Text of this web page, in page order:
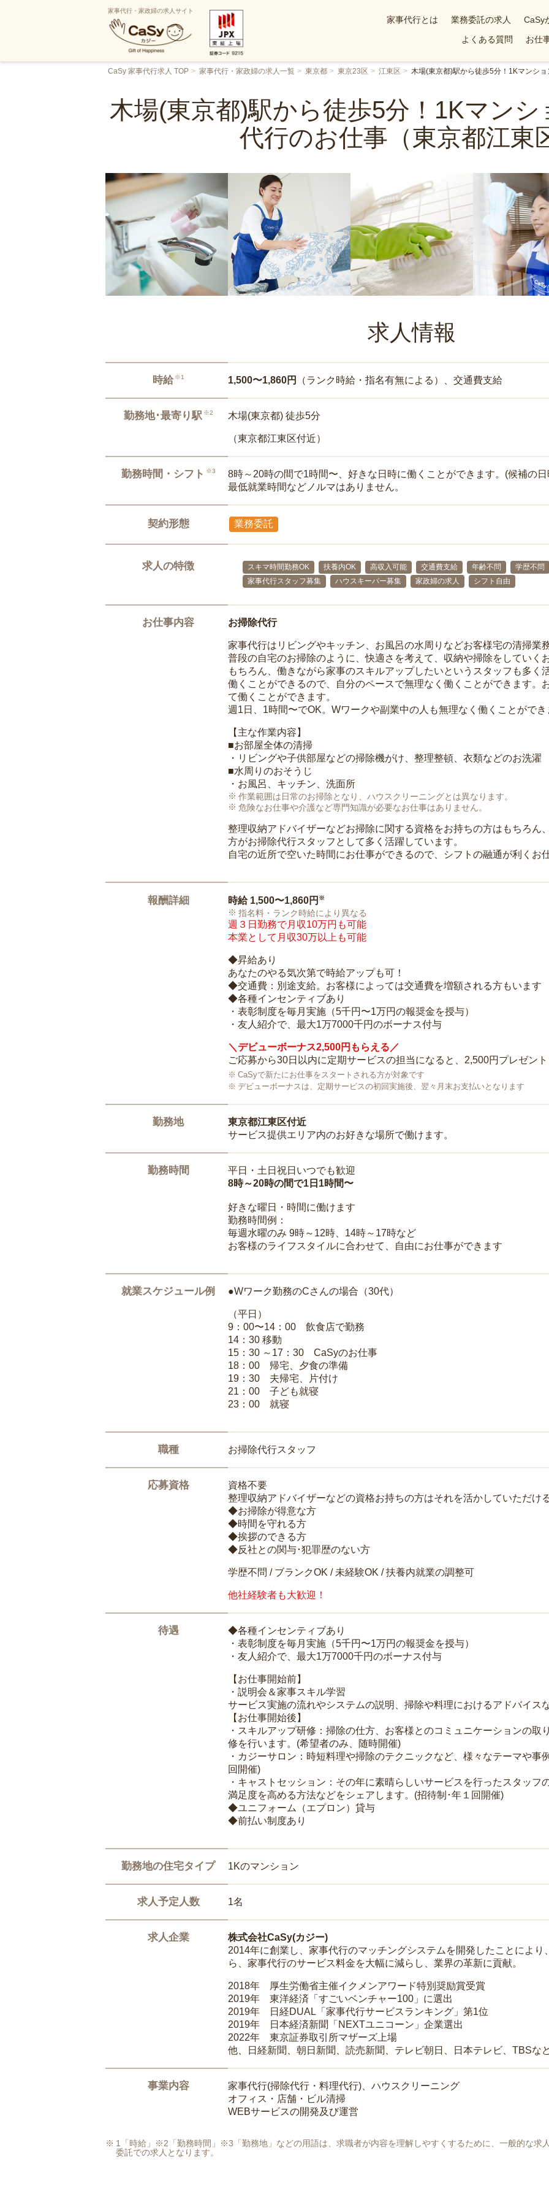
家事代行・家政婦の求人サイト
家事代行とは 業務委託の求人 CaSy
よくある質問
お仕
CaSy 家事代行求人 TOP 家事代行・家政婦の求人一覧 東京都 東京23区 江東区 木場(東京都)駅から徒歩5分！1Kマンシ
木場(東京都)駅から徒歩5分！1Kマン
代行のお仕事（東京都江東
求人情報
時給 ※1 1,500〜1,860円 （ランク時給・指名有無による）、交通費支給
勤務地･最寄り駅 ※2 木場(東京都) 徒歩5分
（東京都江東区付近）
勤務時間・シフト ※3
8時～20時の間で1時間〜、好きな日時に働くことができます。(候補の
最低就業時間などノルマはありません。
契約形態 業務委託
求人の特徴 スキマ時間勤務OK 扶養内OK 高収入可能 交通費支給 年齢不問 学歴不問
家事代行スタッフ募集
ハウスキーパー募集 家政婦の求人 シフト自由
お仕事内容 お掃除代行
家事代行はリビングやキッチン、お風呂の水周りなどお客様宅の清掃業務
普段の自宅のお掃除のように、快適さを考えて、収納や掃除をしていく
もちろん、働きながら家事のスキルアップしたいというスタッフも多く
働くことができるので、自分のペースで無理なく働くことができます。
て働くことができます。
週1日、1時間〜でOK。Wワークや副業中の人も無理なく働くことができ
【主な作業内容】
■お部屋全体の清掃
・リビングや子供部屋などの掃除機がけ、整理整頓、衣類などのお洗濯
■水周りのおそうじ
・お風呂、キッチン、洗面所
作業範囲は日常のお掃除となり、ハウスクリーニングとは異なります。
危険なお仕事や介護など専門知識が必要なお仕事はありません。
整理収納アドバイザーなどお掃除に関する資格をお持ちの方はもちろん
方がお掃除代行スタッフとして多く活躍しています。
自宅の近所で空いた時間にお仕事ができるので、シフトの融通が利くお
報酬詳細 時給 1,500〜1,860円 ※
指名料・ランク時給により異なる
週３日勤務で月収10万円も可能
本業として月収30万以上も可能
◆昇給あり
あなたのやる気次第で時給アップも可！
◆交通費：別途支給。お客様によっては交通費を増額される方もいます
◆各種インセンティブあり
・表彰制度を毎月実施（5千円〜1万円の報奨金を授与）
・友人紹介で、最大1万7000千円のボーナス付与
＼デビューボーナス2,500円もらえる／
ご応募から30日以内に定期サービスの担当になると、2,500円プレゼント
CaSyで新たにお仕事をスタートされる方が対象です
デビューボーナスは、定期サービスの初回実施後、翌々月末お支払いとなります
勤務地
東京都江東区付近
サービス提供エリア内のお好きな場所で働けます。
勤務時間
平日・土日祝日いつでも歓迎
8時～20時の間で1日1時間〜
好きな曜日・時間に働けます
勤務時間例：
毎週水曜のみ 9時～12時、14時～17時など
お客様のライフスタイルに合わせて、自由にお仕事ができます
就業スケジュール例 ●Wワーク勤務のCさんの場合（30代）
（平日）
9：00〜14：00 飲食店で勤務
14：30 移動
15：30 ～17：30 CaSyのお仕事
18：00 帰宅、夕食の準備
19：30 夫帰宅、片付け
21：00 子ども就寝
23：00 就寝
職種 お掃除代行スタッフ
応募資格
資格不要
整理収納アドバイザーなどの資格お持ちの方はそれを活かしていただけ
◆お掃除が得意な方
◆時間を守れる方
◆挨拶のできる方
◆反社との関与･犯罪歴のない方
学歴不問 / ブランクOK / 未経験OK / 扶養内就業の調整可
他社経験者も大歓迎！
待遇
◆各種インセンティブあり
・表彰制度を毎月実施（5千円〜1万円の報奨金を授与）
・友人紹介で、最大1万7000千円のボーナス付与
【お仕事開始前】
・説明会＆家事スキル学習
サービス実施の流れやシステムの説明、掃除や料理におけるアドバイス
【お仕事開始後】
・スキルアップ研修：掃除の仕方、お客様とのコミュニケーションの
修を行います。(希望者のみ、随時開催)
・カジーサロン：時短料理や掃除のテクニックなど、様々なテーマや事
回開催)
・キャストセッション：その年に素晴らしいサービスを行ったスタッ
満足度を高める方法などをシェアします。(招待制･年１回開催)
◆ユニフォーム（エプロン）貸与
◆前払い制度あり
勤務地の住宅タイプ 1Kのマンション
求人予定人数 1名
求人企業
株式会社CaSy(カジー)
2014年に創業し、家事代行のマッチングシステムを開発したことによ
ら、家事代行のサービス料金を大幅に減らし、業界の革新に貢献。
2018年 厚生労働省主催イクメンアワード特別奨励賞受賞
2019年 東洋経済「すごいベンチャー100」に選出
2019年 日経DUAL「家事代行サービスランキング」第1位
2019年 日本経済新聞「NEXTユニコーン」企業選出
2022年 東京証券取引所マザーズ上場
他、日経新聞、朝日新聞、読売新聞、テレビ朝日、日本テレビ、TBSな
事業内容
家事代行(掃除代行・料理代行)、ハウスクリーニング
オフィス・店舗・ビル清掃
WEBサービスの開発及び運営
1「時給」※2「勤務時間」※3「勤務地」などの用語は、求職者が内容を理解しやすくするために、一般的な求
委託での求人となります。